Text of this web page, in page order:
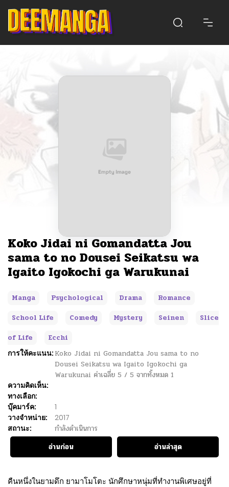
Koko Jidai ni Gomandatta Jou
sama to no Dousei Seikatsu wa
Igaito Igokochi ga Warukunai
Manga Psychological Drama
Romance
School Life
Comedy Mystery Seinen
Slice
of Life
Ecchi
การให้คะแนน: Koko Jidai ni Gomandatta Jou sama to no
Dousei Seikatsu wa Igaito Igokochi ga
Warukunai ค่าเฉลี่ย 5 / 5 จากทั้งหมด 1
ความคิดเห็น:
ทางเลือก:
บุ๊คมาร์ค:
1
วางจำหน่าย:
2017
สถานะ:
กำลังดำเนินการ
อ่านก่อน
อ่านล่าสุด
คืนหนึ่งในยามดึก ยามาโมโตะ นักศึกษาหนุ่มที่ทำงานพิเศษอยู่ที่